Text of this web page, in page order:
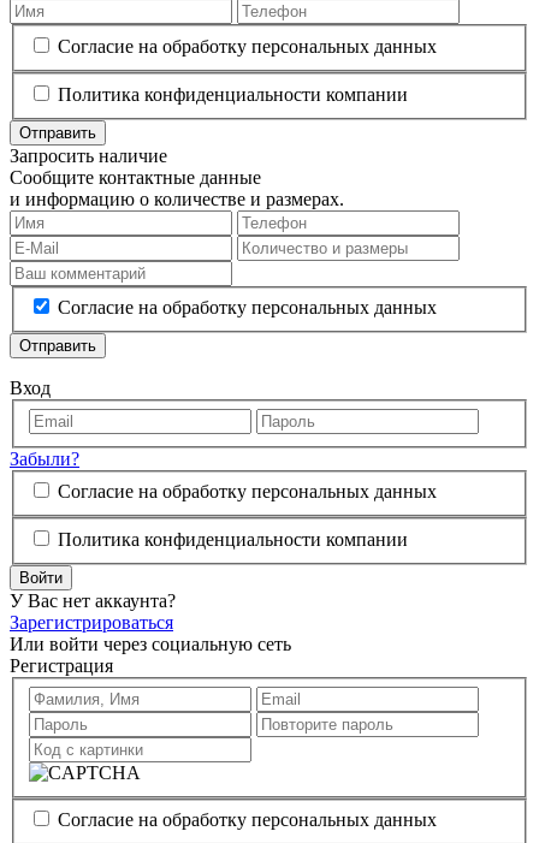
Согласие на обработку персональных данных
Политика конфиденциальности компании
Отправить
Запросить наличие
Сообщите контактные данные
и информацию о количестве и размерах.
Согласие на обработку персональных данных
Отправить
Вход
Забыли?
Согласие на обработку персональных данных
Политика конфиденциальности компании
Войти
У Вас нет аккаунта?
Зарегистрироваться
Или войти через социальную сеть
Регистрация
Согласие на обработку персональных данных